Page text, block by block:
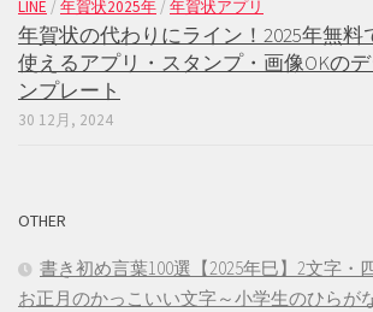
LINE / 年賀状2025年 / 年賀状アプリ
年賀状の代わりにライン！2025年無料
使えるアプリ・スタンプ・画像OKの
ンプレート
30 12月, 2024
OTHER
書き初め言葉100選【2025年巳】2文字・
お正月のかっこいい文字～小学生のひらが